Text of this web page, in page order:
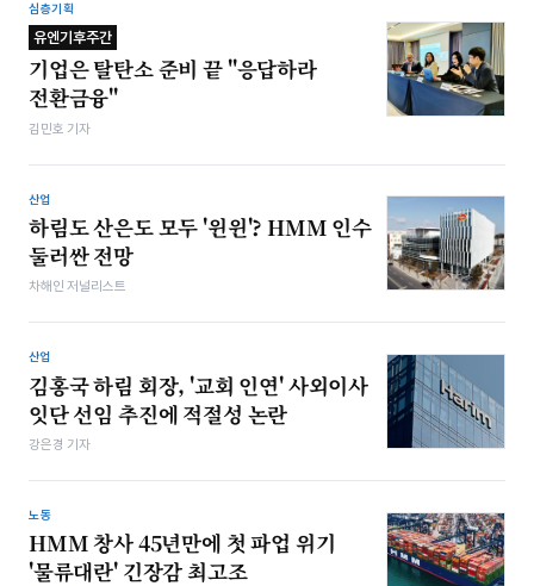
심층기획
유엔기후주간
기업은 탈탄소 준비 끝 "응답하라
전환금융"
김민호 기자
산업
하림도 산은도 모두 '윈윈'? HMM 인수
둘러싼 전망
차해인 저널리스트
산업
김홍국 하림 회장, '교회 인연' 사외이사
잇단 선임 추진에 적절성 논란
강은경 기자
노동
HMM 창사 45년만에 첫 파업 위기
'물류대란' 긴장감 최고조